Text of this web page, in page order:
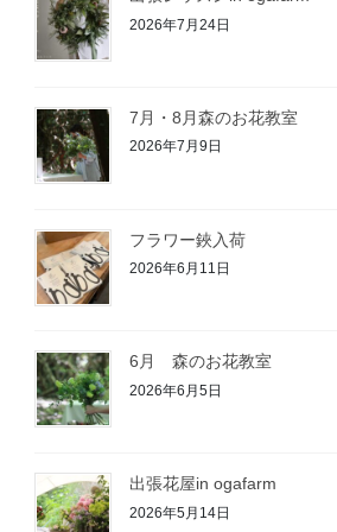
2026年7月24日
7月・8月森のお花教室
2026年7月9日
フラワー鋏入荷
2026年6月11日
6月 森のお花教室
2026年6月5日
出張花屋in ogafarm
2026年5月14日